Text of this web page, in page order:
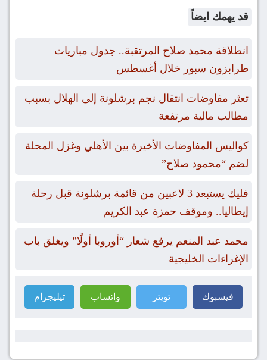
قد يهمك ايضاً
انطلاقة محمد صلاح المرتقبة.. جدول مباريات
طرابزون سبور خلال أغسطس
تعثر مفاوضات انتقال نجم برشلونة إلى الهلال بسبب
مطالب مالية مرتفعة
كواليس المفاوضات الأخيرة بين الأهلي وغزل المحلة
لضم “محمود صلاح”
فليك يستبعد 3 لاعبين من قائمة برشلونة قبل رحلة
إيطاليا.. وموقف حمزة عبد الكريم
محمد عبد المنعم يرفع شعار “أوروبا أولًا” ويغلق باب
الإغراءات الخليجية
فيسبوك تويتر واتساب تيليجرام